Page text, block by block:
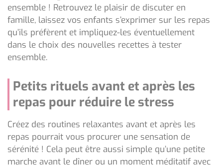
ensemble ! Retrouvez le plaisir de discuter en
famille, laissez vos enfants s’exprimer sur les repas
qu’ils préfèrent et impliquez-les éventuellement
dans le choix des nouvelles recettes à tester
ensemble.
Petits rituels avant et après les
repas pour réduire le stress
Créez des routines relaxantes avant et après les
repas pourrait vous procurer une sensation de
sérénité ! Cela peut être aussi simple qu’une petite
marche avant le dîner ou un moment méditatif avec